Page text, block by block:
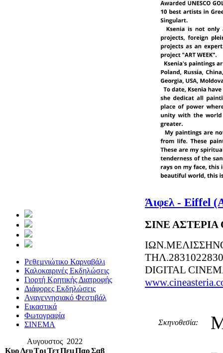
Ρεθεμνιώτικο Καρναβάλι
Καλοκαιρινές Εκδηλώσεις
Γιορτή Κρητικής Διατροφής
Διάφορες Εκδηλώσεις
Αναγεννησιακό Φεστιβάλ
Εικαστικά
Φωτογραφία
ΣΙΝΕΜΑ
Αυγουστος 2022
ΚυρΔευΤριΤετΠεμΠαρΣαβ
Άιφελ - Eiffel
ΣΙΝΕ ΑΣΤΕΡΙΑ
ΤΗΛ.2831022830
DIGITAL
Σκηνοθεσία: